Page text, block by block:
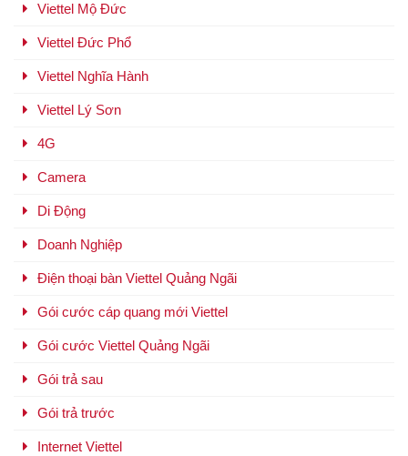
Viettel Mộ Đức
Viettel Đức Phổ
Viettel Nghĩa Hành
Viettel Lý Sơn
4G
Camera
Di Động
Doanh Nghiệp
Điện thoại bàn Viettel Quảng Ngãi
Gói cước cáp quang mới Viettel
Gói cước Viettel Quảng Ngãi
Gói trả sau
Gói trả trước
Internet Viettel